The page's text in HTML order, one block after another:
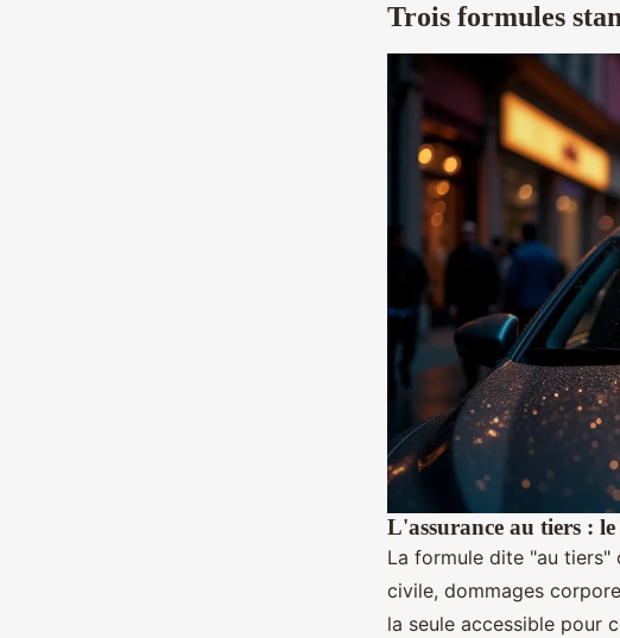
Trois formules
L'assurance au tiers :
La formule dite "au tiers"
civile, dommages
la seule accessible pour